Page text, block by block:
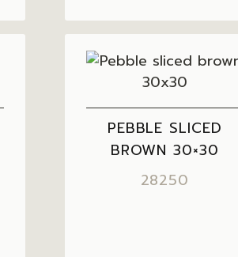
PEBBLE SLICED
BROWN 30×30
28250